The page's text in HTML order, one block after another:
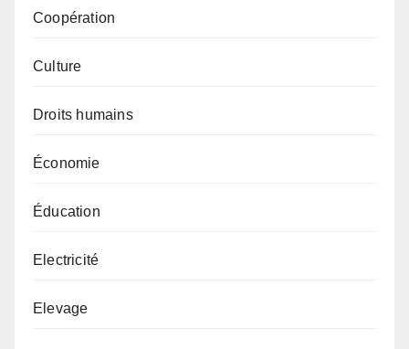
Coopération
Culture
Droits humains
Économie
Éducation
Electricité
Elevage